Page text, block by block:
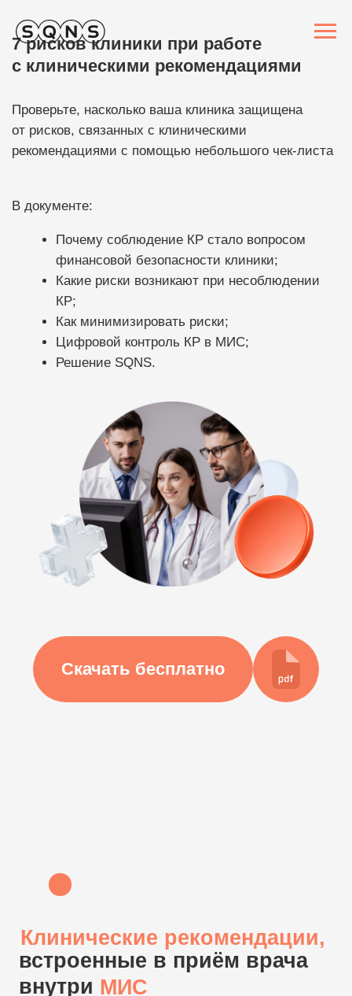
7 рисков клиники при работе
с клиническими рекомендациями
Скачать бесплатно
В документе:
КР;
Цифровой контроль КР в МИС;
Решение SQNS.
Проверьте, насколько ваша клиника защищена
рекомендациями с помощью небольшого чек-листа
встроенные в приём врача
внутри МИС
Клинические рекомендации,
и подсказывают врачу, какие
действия и назначения выбрать в
конкретной ситуации.